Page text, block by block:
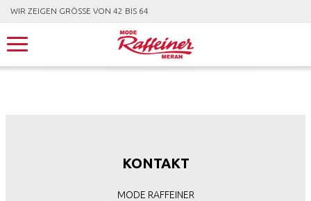
KONTAKT
MODE RAFFEINER
WIR ZEIGEN GRÖSSE VON 42 BIS 64